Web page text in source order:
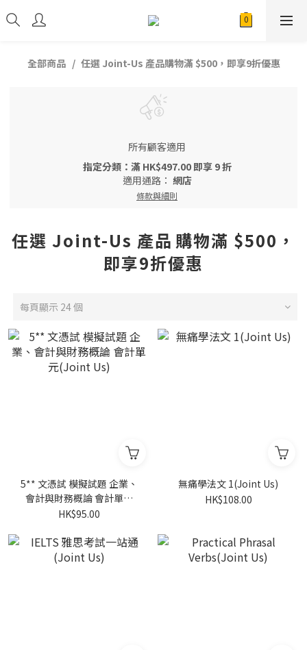
全部商品 任選 Joint-Us 產品⁠⁠購物滿 $500，即享9折優惠
所有顧客適用
指定分類：滿 HK$497.00 即享 9 折
適用通路： 網店
條款與細則
任選 Joint-Us 產品⁠⁠購物滿 $500，
即享9折優惠
每頁顯示 24 個
5** 文憑試 模擬試題 企業、
會計與財務概論 會計單元
(Joint Us)
HK$95.00
無痛學法文 1(Joint Us)
HK$108.00